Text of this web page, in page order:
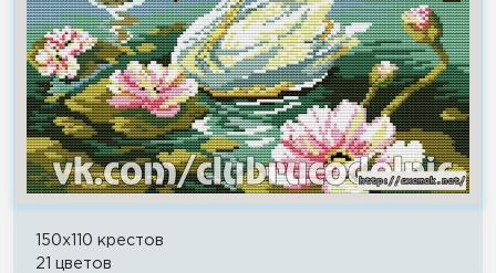
150x110 крестов
21 цветов